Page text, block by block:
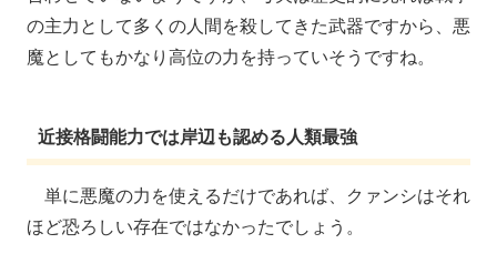
の主力として多くの人間を殺してきた武器ですから、悪
魔としてもかなり高位の力を持っていそうですね。
近接格闘能力では岸辺も認める人類最強
単に悪魔の力を使えるだけであれば、クァンシはそれ
ほど恐ろしい存在ではなかったでしょう。